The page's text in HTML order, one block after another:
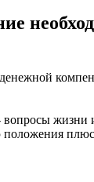
вопросы жизни